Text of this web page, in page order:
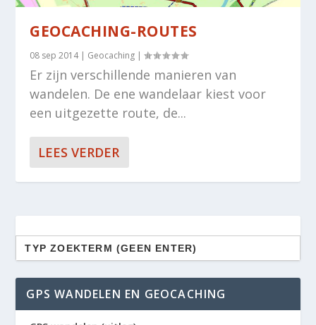
GEOCACHING-ROUTES
08 sep 2014| Geocaching |
Er zijn verschillende manieren van
wandelen. De ene wandelaar kiest voor
een uitgezette route, de...
LEES VERDER
Zoek
naar:
GPS WANDELEN EN GEOCACHING